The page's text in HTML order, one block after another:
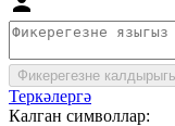
Фикерегезне
Теркәлергә
Калган символлар: